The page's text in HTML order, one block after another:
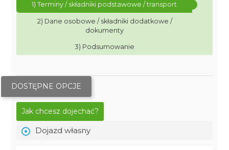
1) Terminy / składniki podstawowe / transport
2) Dane osobowe / składniki dodatkowe /
dokumenty
3) Podsumowanie
DOSTĘPNE OPCJE
Jak chcesz dojechać?
Dojazd własny